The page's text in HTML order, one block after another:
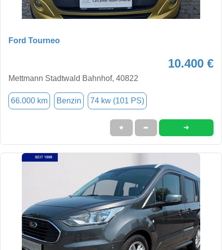
Ford Tourneo
10.400 €
Mettmann Stadtwald Bahnhof, 40822
66.000 km Benzin 74 kw (101 PS)
★ ➦ ➜